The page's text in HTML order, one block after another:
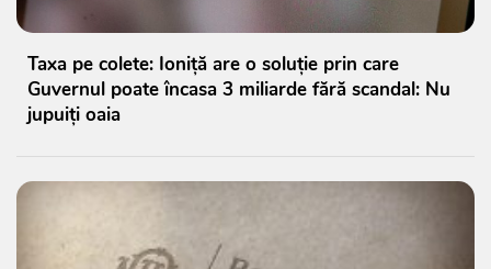
Taxa pe colete: Ioniță are o soluție prin care
Guvernul poate încasa 3 miliarde fără scandal: Nu
jupuiți oaia